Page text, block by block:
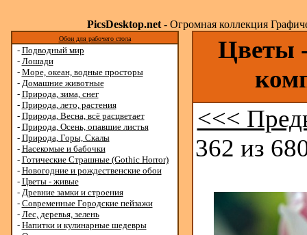
PicsDesktop.net- Огромная коллекция
Обои для рабочего стола
- Подводный мир
- Лошади
- Море, океан, водные просторы
- Домашние животные
- Природа, зима, снег
- Природа, лето, растения
- Природа, Весна, всё расцветает
- Природа, Осень, опавшие листья
- Природа, Горы, Скалы
- Насекомые и бабочки
- Готические Страшные (Gothic Horror)
- Новогодние и рождественские обои
- Цветы - живые
- Древние замки и строения
- Современные Городские пейзажи
- Лес, деревья, зелень
- Напитки и кулинарные шедевры
Цветы -
<<<
362 из